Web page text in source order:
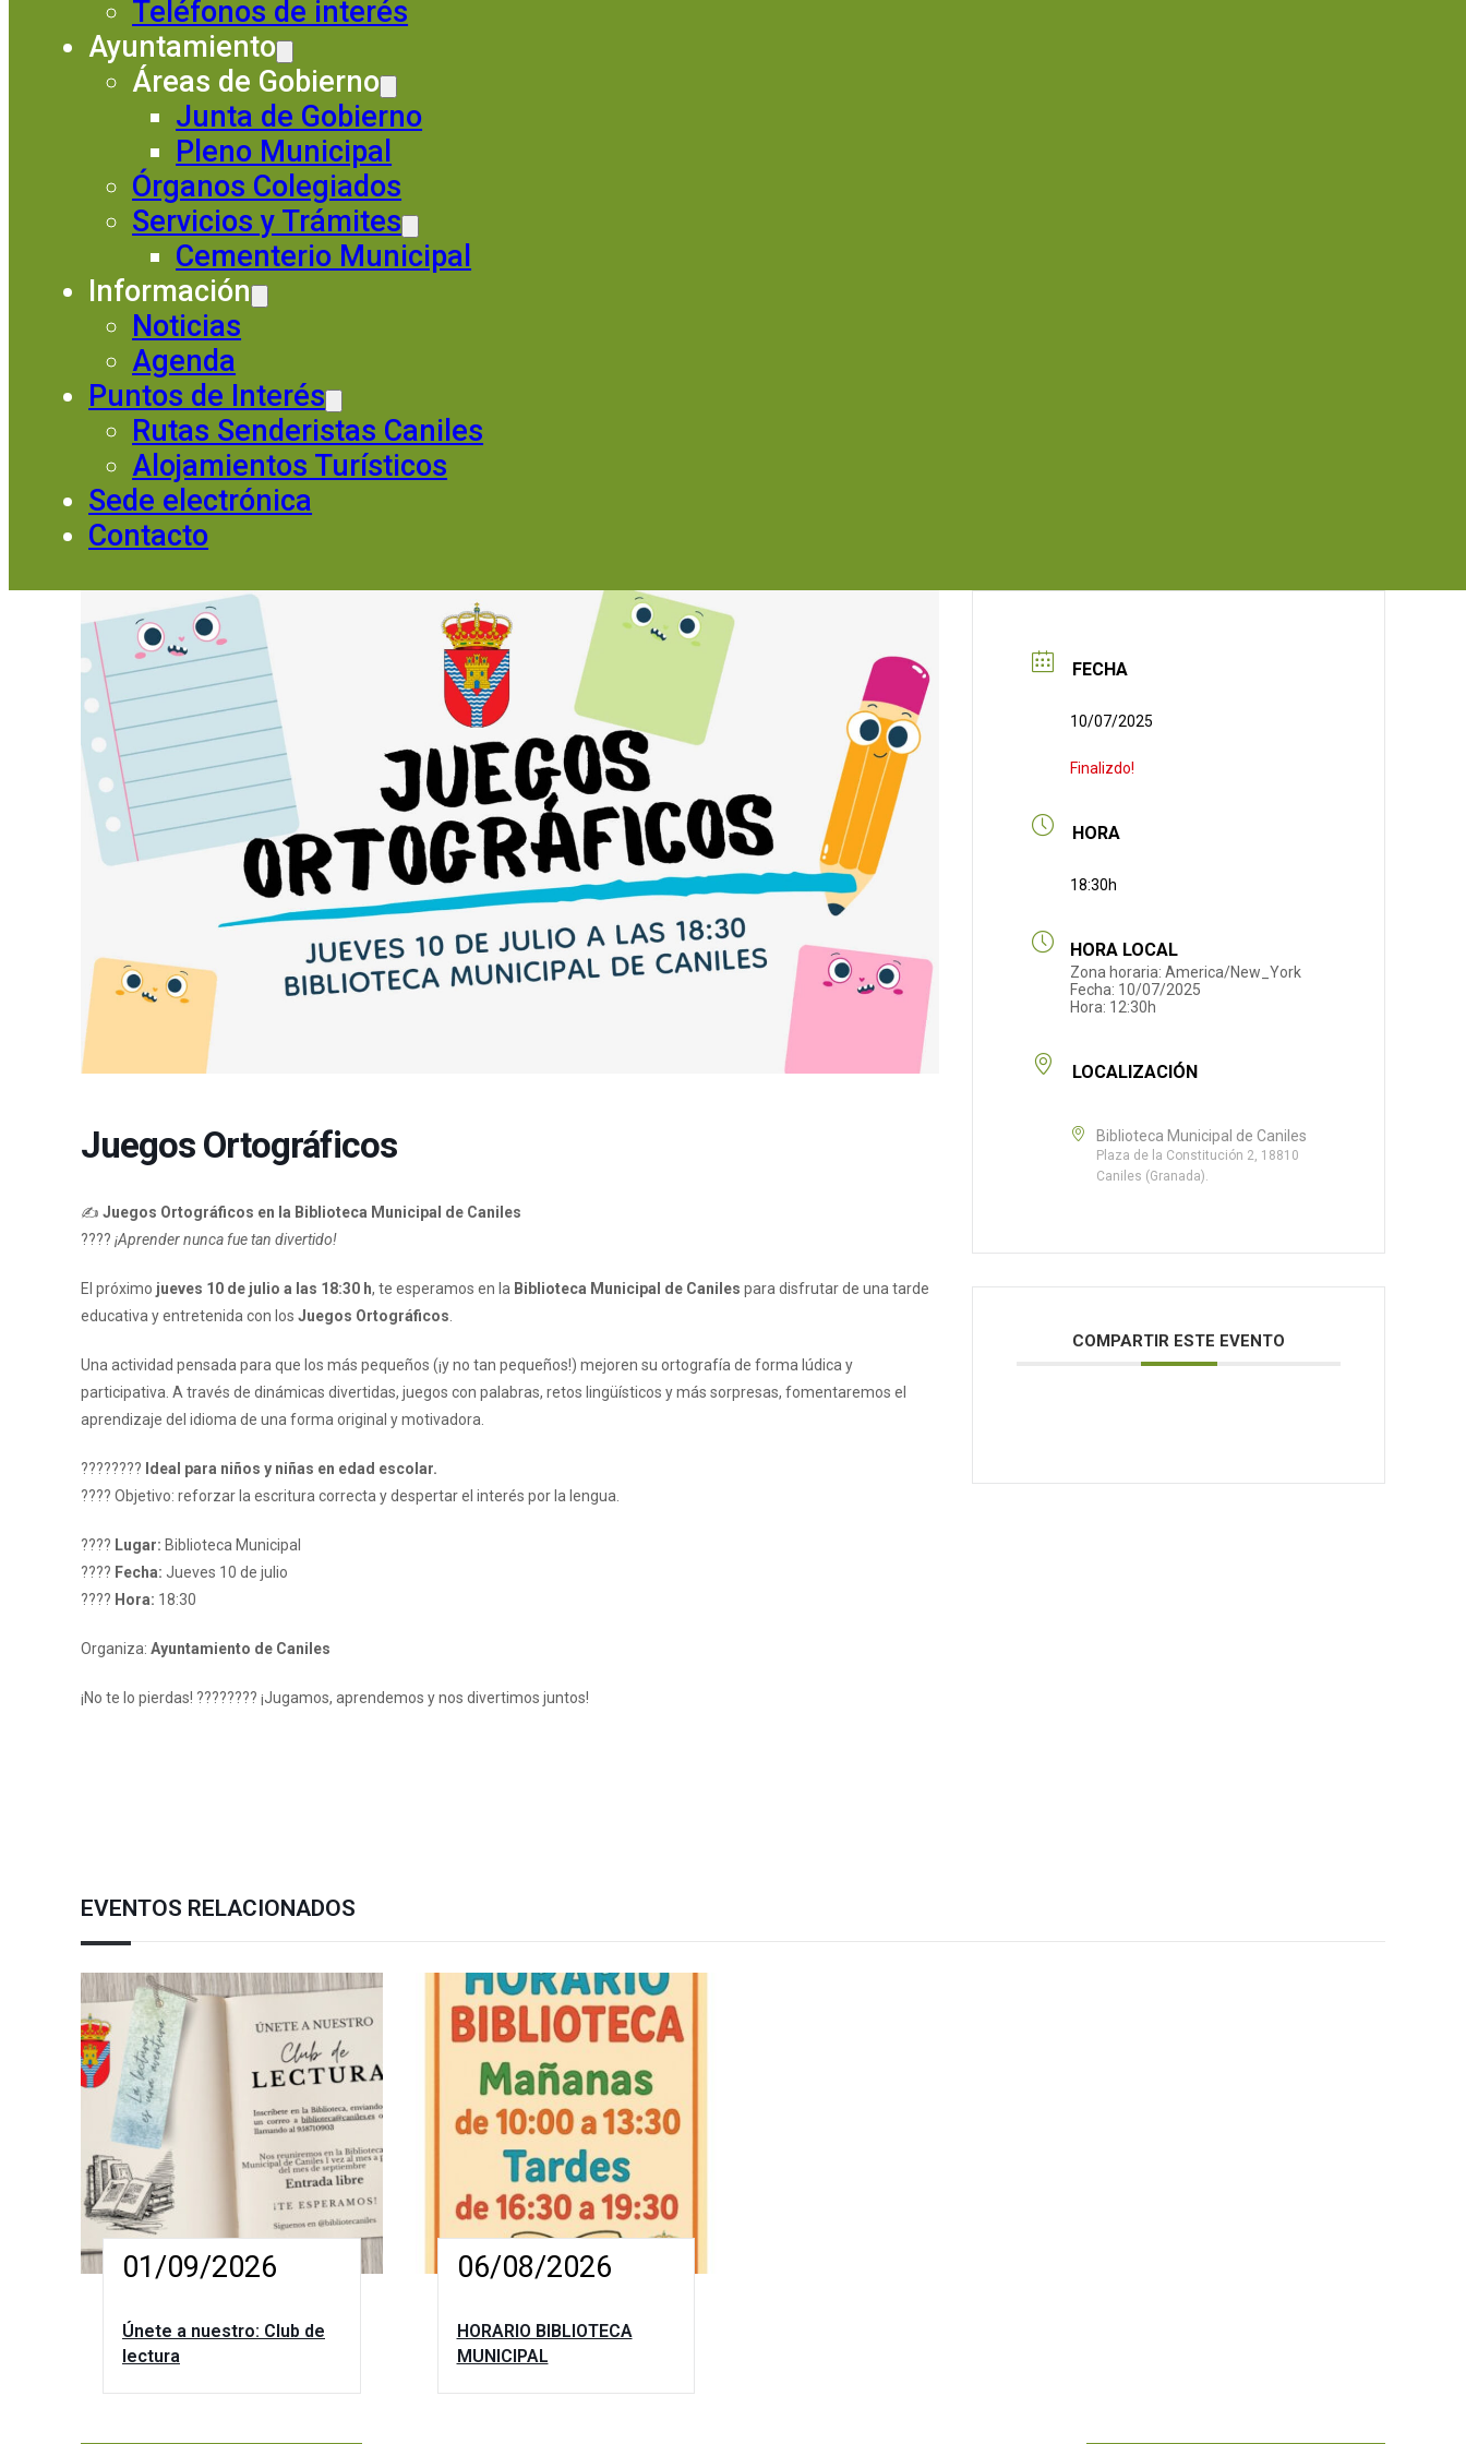
Teléfonos de interés
Ayuntamiento
Áreas de Gobierno
Junta de Gobierno
Pleno Municipal
Órganos Colegiados
Servicios y Trámites
Cementerio Municipal
Información
Noticias
Agenda
Puntos de Interés
Rutas Senderistas Caniles
Alojamientos Turísticos
Sede electrónica
Contacto
Juegos Ortográficos
✍️ Juegos Ortográficos en la Biblioteca Municipal de Caniles
???? ¡Aprender nunca fue tan divertido!
El próximo jueves 10 de julio a las 18:30 h, te esperamos en la Biblioteca Municipal de Caniles para disfrutar de una tarde
educativa y entretenida con los Juegos Ortográficos
Una actividad pensada para que los más pequeños (¡y no tan pequeños!) mejoren su ortografía de forma lúdica y
participativa. A través de dinámicas divertidas, juegos con palabras, retos lingüísticos y más sorpresas, fomentaremos el
aprendizaje del idioma de una forma original y motivadora.
????‍???? Ideal para niños y niñas en edad escolar.
???? Objetivo: reforzar la escritura correcta y despertar el interés por la lengua.
???? Lugar: Biblioteca Municipal
????️ Fecha: Jueves 10 de julio
???? Hora: 18:30
Organiza: Ayuntamiento de Caniles
¡No te lo pierdas! ???????? ¡Jugamos, aprendemos y nos divertimos juntos!
FECHA
10/07/2025
Finalizdo!
HORA
18:30h
HORA LOCAL
Zona horaria:America/New_York
Fecha: 10/07/2025
Hora: 12:30h
LOCALIZACIÓN
Biblioteca Municipal de Caniles
Plaza de la Constitución 2, 18810
Caniles (Granada).
COMPARTIR ESTE EVENTO
EVENTOS RELACIONADOS
01/09/2026
Únete a nuestro: Club de
lectura
06/08/2026
HORARIO BIBLIOTECA
MUNICIPAL